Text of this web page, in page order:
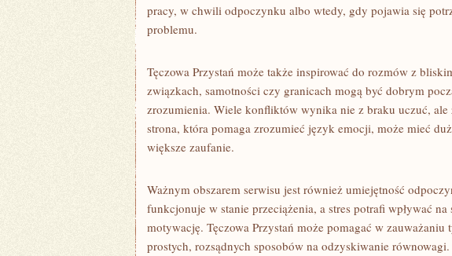
pracy, w chwili odpoczynku albo wtedy, gdy pojawia się
problemu.
Tęczowa Przystań może także inspirować do rozmów z
związkach, samotności czy granicach mogą być dobrym
zrozumienia. Wiele konfliktów wynika nie z braku uczuć,
strona, która pomaga zrozumieć język emocji, może mieć
większe zaufanie.
Ważnym obszarem serwisu jest również umiejętność
funkcjonuje w stanie przeciążenia, a stres potrafi wpływać
motywację. Tęczowa Przystań może pomagać w zauważaniu
prostych, rozsądnych sposobów na odzyskiwanie